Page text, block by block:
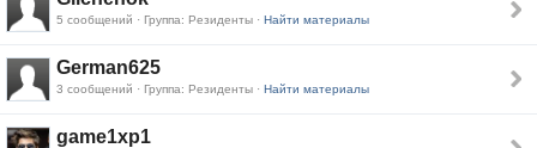
5 сообщений · Группа: Резиденты · Найти материалы
German625
3 сообщений · Группа: Резиденты · Найти материалы
game1xp1